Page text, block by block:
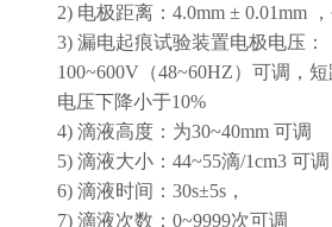
2) 电极距离： 4.0mm ± 0.01mm
3) 漏电起痕试验装置电极电压：
100~600V （48~60HZ）可调，
电压下降小于10%
4) 滴液高度：为30~40mm 可调
5) 滴液大小： 44~55滴/1cm3 可调
6) 滴液时间： 30s±5s ，
7) 滴液次数： 0~9999次可调